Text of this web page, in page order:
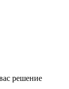
решение